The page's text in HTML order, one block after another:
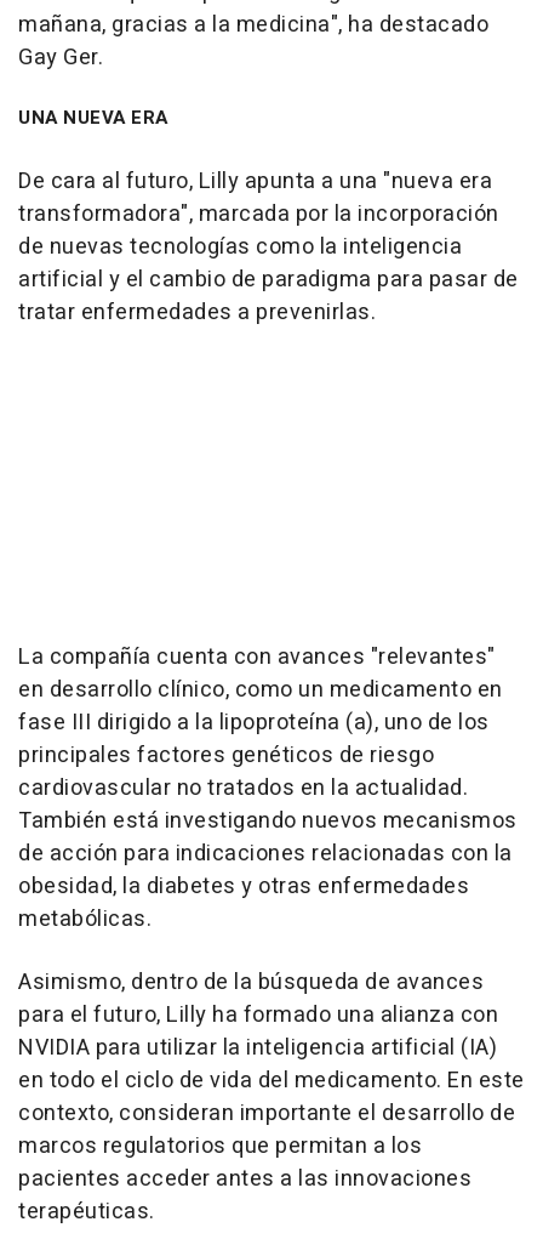
mañana, gracias a la medicina", ha destacado
Gay Ger.
UNA NUEVA ERA
De cara al futuro, Lilly apunta a una "nueva era
transformadora", marcada por la incorporación
de nuevas tecnologías como la inteligencia
artificial y el cambio de paradigma para pasar de
tratar enfermedades a prevenirlas.
La compañía cuenta con avances "relevantes"
en desarrollo clínico, como un medicamento en
fase III dirigido a la lipoproteína (a), uno de los
principales factores genéticos de riesgo
cardiovascular no tratados en la actualidad.
También está investigando nuevos mecanismos
de acción para indicaciones relacionadas con la
obesidad, la diabetes y otras enfermedades
metabólicas.
Asimismo, dentro de la búsqueda de avances
para el futuro, Lilly ha formado una alianza con
NVIDIA para utilizar la inteligencia artificial (IA)
en todo el ciclo de vida del medicamento. En este
contexto, consideran importante el desarrollo de
marcos regulatorios que permitan a los
pacientes acceder antes a las innovaciones
terapéuticas.